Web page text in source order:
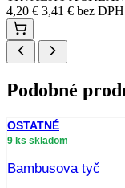
4,20 € 3,41 € bez DPH
Podobné
OSTATNÉ
9 ks skladom
Bambusova tyč